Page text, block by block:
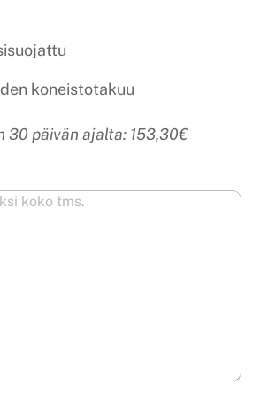
koneistotakuu
30 päivän ajalta: 153,30€